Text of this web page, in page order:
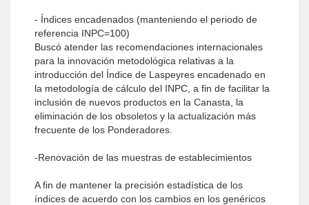
- Índices encadenados (manteniendo el periodo de
referencia INPC=100)
Buscó atender las recomendaciones internacionales
para la innovación metodológica relativas a la
introducción del Índice de Laspeyres encadenado en
la metodología de cálculo del INPC, a fin de facilitar la
inclusión de nuevos productos en la Canasta, la
eliminación de los obsoletos y la actualización más
frecuente de los Ponderadores.
-Renovación de las muestras de establecimientos
A fin de mantener la precisión estadística de los
índices de acuerdo con los cambios en los genéricos